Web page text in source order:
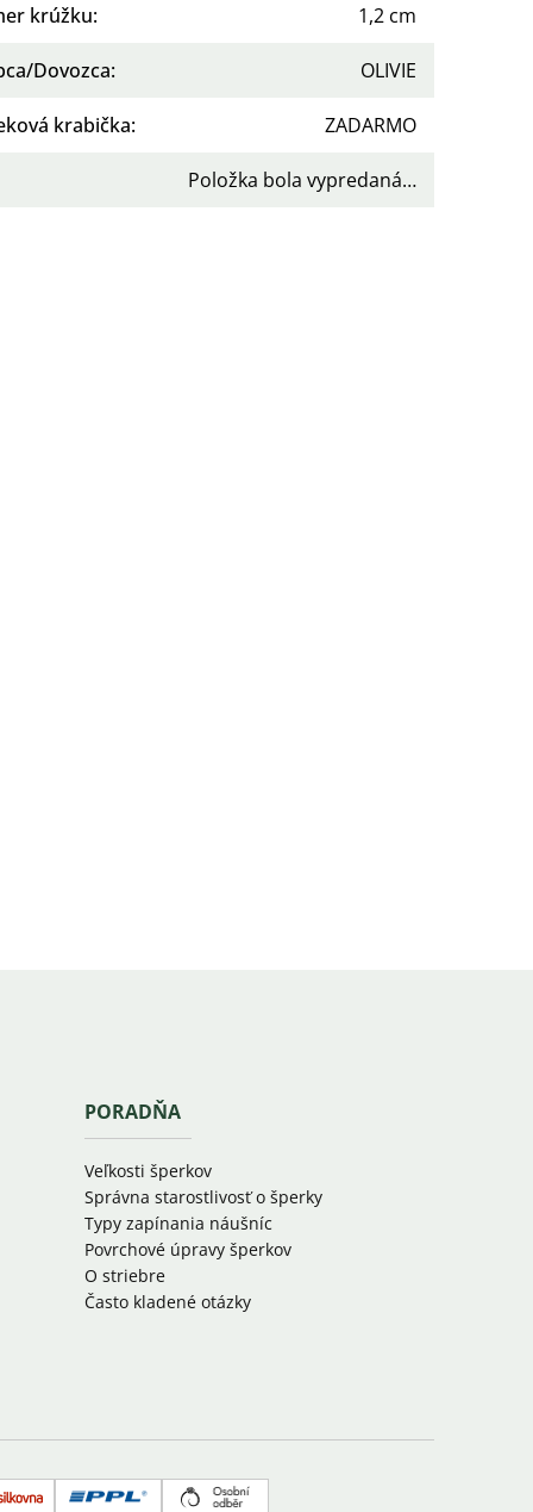
krúžku: 1,2 cm
Dovozca: OLIVIE
krabička: ZADARMO
Položka bola vypredaná…
PORADŇA
Veľkosti šperkov
Správna starostlivosť o šperky
Typy zapínania náušníc
Povrchové úpravy šperkov
O striebre
Často kladené otázky